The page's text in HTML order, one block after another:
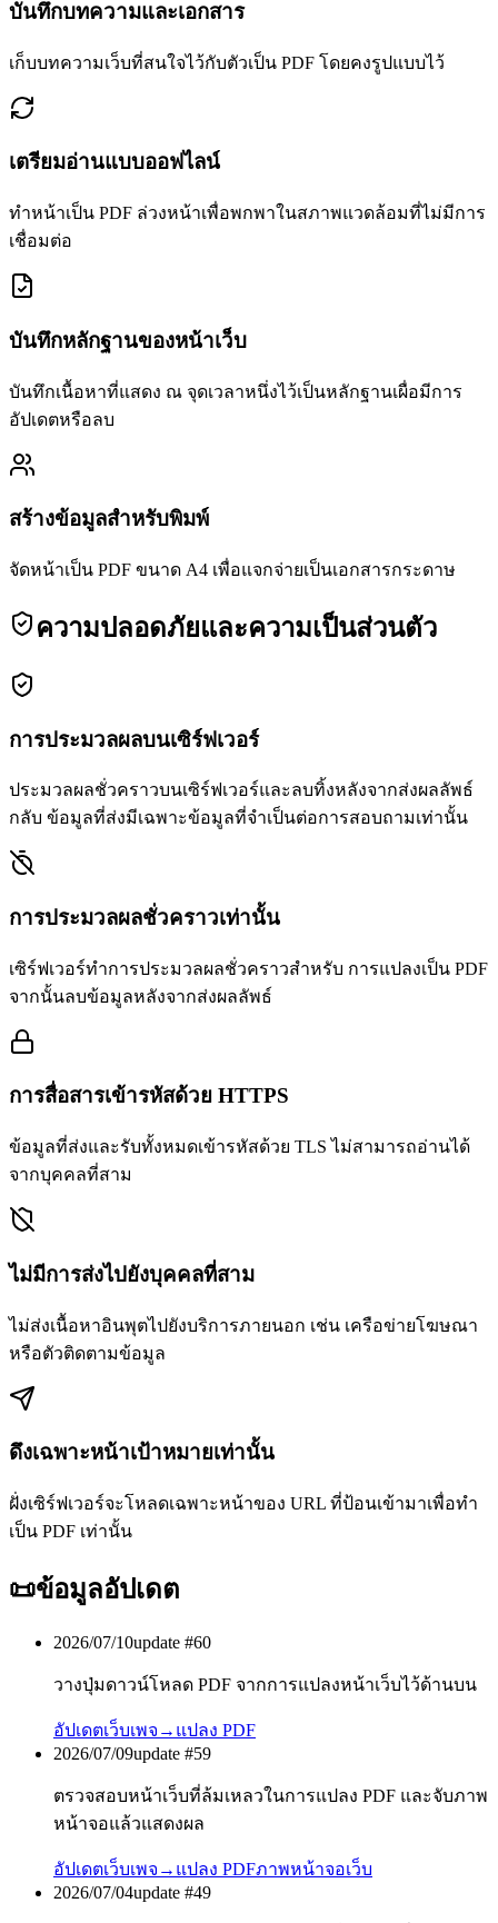
บันทึกบทความและเอกสาร
เก็บบทความเว็บที่สนใจไว้กับตัวเป็น PDF โดยคงรูปแบบไว้
เตรียมอ่านแบบออฟไลน์
ทำหน้าเป็น PDF ล่วงหน้าเพื่อพกพาในสภาพแวดล้อมที่ไม่มีการ
เชื่อมต่อ
บันทึกหลักฐานของหน้าเว็บ
บันทึกเนื้อหาที่แสดง ณ จุดเวลาหนึ่งไว้เป็นหลักฐานเผื่อมีการ
อัปเดตหรือลบ
สร้างข้อมูลสำหรับพิมพ์
จัดหน้าเป็น PDF ขนาด A4 เพื่อแจกจ่ายเป็นเอกสารกระดาษ
ความปลอดภัยและความเป็นส่วนตัว
การประมวลผลบนเซิร์ฟเวอร์
ประมวลผลชั่วคราวบนเซิร์ฟเวอร์และลบทิ้งหลังจากส่งผลลัพธ์
กลับ ข้อมูลที่ส่งมีเฉพาะข้อมูลที่จำเป็นต่อการสอบถามเท่านั้น
การประมวลผลชั่วคราวเท่านั้น
เซิร์ฟเวอร์ทำการประมวลผลชั่วคราวสำหรับ การแปลงเป็น PDF
จากนั้นลบข้อมูลหลังจากส่งผลลัพธ์
การสื่อสารเข้ารหัสด้วย HTTPS
ข้อมูลที่ส่งและรับทั้งหมดเข้ารหัสด้วย TLS ไม่สามารถอ่านได้
จากบุคคลที่สาม
ไม่มีการส่งไปยังบุคคลที่สาม
ไม่ส่งเนื้อหาอินพุตไปยังบริการภายนอก เช่น เครือข่ายโฆษณา
หรือตัวติดตามข้อมูล
ดึงเฉพาะหน้าเป้าหมายเท่านั้น
ฝั่งเซิร์ฟเวอร์จะโหลดเฉพาะหน้าของ URL ที่ป้อนเข้ามาเพื่อทำ
เป็น PDF เท่านั้น
📜ข้อมูลอัปเดต
2026/07/10update #60
วางปุ่มดาวน์โหลด PDF จากการแปลงหน้าเว็บไว้ด้านบน
อัปเดตเว็บเพจ→แปลง PDF
2026/07/09update #59
ตรวจสอบหน้าเว็บที่ล้มเหลวในการแปลง PDF และจับภาพ
หน้าจอแล้วแสดงผล
อัปเดตเว็บเพจ→แปลง PDFภาพหน้าจอเว็บ
2026/07/04update #49